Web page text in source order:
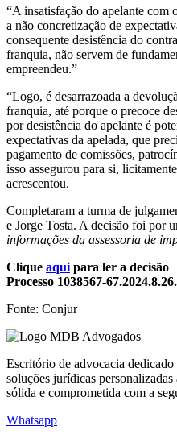
“A insatisfação do apelante com
a não concretização de
consequente desistência do
franquia, não servem de
empreendeu.”
“Logo, é desarrazoada a
franquia, até porque o precoce
por desistência do apelante é
expectativas da apelada, que
pagamento de comissões,
isso assegurou para si,
acrescentou.
Completaram a turma de
e Jorge Tosta. A decisão foi por
informações da assessoria de
Clique aqui para ler a decisão
Processo 1038567-
Fonte: Conjur
Escritório de advocacia
soluções jurídicas
sólida e comprometida com a
Whatsapp